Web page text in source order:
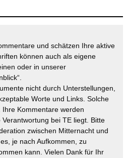
und schätzen Ihre aktive
können auch als eigene
oder in unserer
nicht durch Unterstellungen,
Worte und Links. Solche
Kommentare werden
bei TE liegt. Bitte
zwischen Mitternacht und
je nach Aufkommen, zu
kann. Vielen Dank für Ihr